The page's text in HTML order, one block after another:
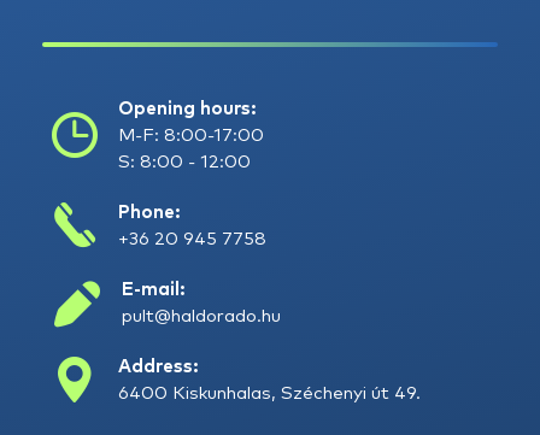
Opening hours:
M-F: 8:00-17:00
S: 8:00 - 12:00
Phone:
+36 20 945 7758
E-mail:
pult@haldorado.hu
Address:
6400 Kiskunhalas, Széchenyi út 49.